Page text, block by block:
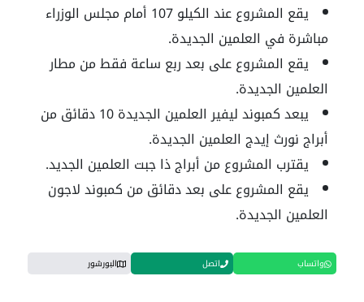
يقع المشروع عند الكيلو 107 أمام مجلس الوزراء
مباشرة في العلمين الجديدة.
يقع المشروع على بعد ربع ساعة فقط من مطار
العلمين الجديدة.
يبعد كمبوند ليفير العلمين الجديدة 10 دقائق من
أبراج نورث إيدج العلمين الجديدة.
يقترب المشروع من أبراج ذا جبت العلمين الجديد.
يقع المشروع على بعد دقائق من كمبوند لاجون
العلمين الجديدة.
واتساب اتصل البورشور